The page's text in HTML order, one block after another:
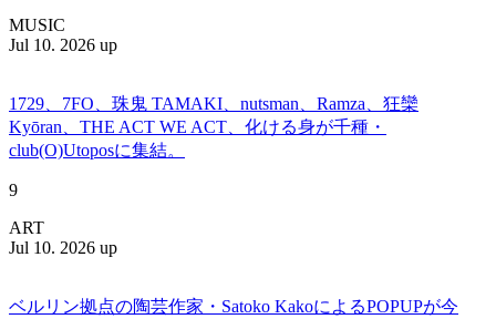
MUSIC
Jul 10. 2026 up
1729、7FO、珠鬼 TAMAKI、nutsman、Ramza、狂欒
Kyōran、THE ACT WE ACT、化ける身が千種・
club(O)Utoposに集結。
9
ART
Jul 10. 2026 up
ベルリン拠点の陶芸作家・Satoko KakoによるPOPUPが今